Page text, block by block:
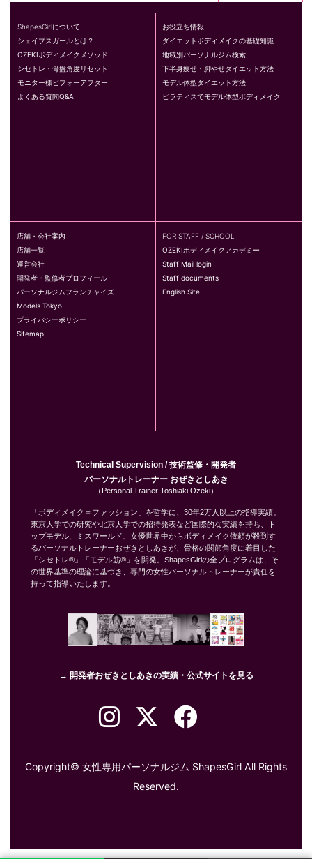
ShapesGirlについて
シェイプスガールとは？
OZEKIボディメイクメソッド
シセトレ・骨盤角度リセット
モニター様ビフォーアフター
よくある質問Q&A
お役立ち情報
ダイエットボディメイクの基礎知識
地域別パーソナルジム検索
下半身痩せ・脚やせダイエット方法
モデル体型ダイエット方法
ピラティスでモデル体型ボディメイク
店舗・会社案内
店舗一覧
運営会社
開発者・監修者プロフィール
パーソナルジムフランチャイズ
Models Tokyo
プライバシーポリシー
Sitemap
FOR STAFF / SCHOOL
OZEKIボディメイクアカデミー
Staff Mail login
Staff documents
English Site
Technical Supervision / 技術監修・開発者
パーソナルトレーナー おぜきとしあき
（Personal Trainer Toshiaki Ozeki）
「ボディメイク＝ファッション」を哲学に、30年2万人以上の指導実績。
東京大学での研究や北京大学での招待発表など国際的な実績を持ち、ト
ップモデル、ミスワールド、女優世界中からボディメイク依頼が殺到す
るパーソナルトレーナーおぜきとしあきが、骨格の関節角度に着目した
「シセトレ®」「モデル筋®」を開発。ShapesGirlの全プログラムは、そ
の世界基準の理論に基づき、専門の女性パーソナルトレーナーが責任を
持って指導いたします。
→ 開発者おぜきとしあきの実績・公式サイトを見る
Copyright© 女性専用パーソナルジム ShapesGirl All Rights
Reserved.